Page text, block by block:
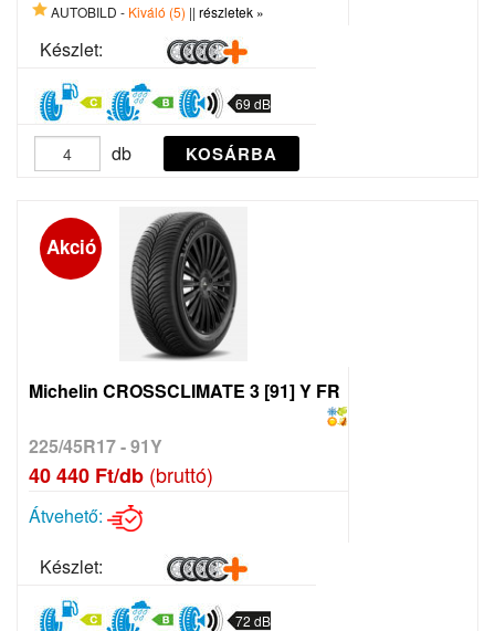
AUTOBILD - Kiváló (5) || részletek »
Készlet:
69 dB
db KOSÁRBA
Akció
Michelin CROSSCLIMATE 3 [91] Y FR
225/45R17 - 91Y
40 440 Ft/db (bruttó)
Átvehető:
Készlet:
72 dB